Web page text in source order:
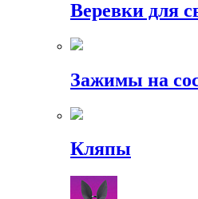
Веревки для
Зажимы на
Кляпы